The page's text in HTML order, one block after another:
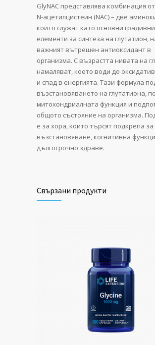
GlyNAC представлява комбинация
N-ацетилцистеин (NAC) – две
които служат като основни градивни
елементи за синтеза на глутатион,
важният вътрешен антиоксидант в
организма. С възрастта нивата на
намаляват, което води до
и спад в енергията. Тази формула
възстановяването на глутатиона,
митохондриалната функция и
общото състояние на организма.
е за хора, които търсят подкрепа за
възстановяване, когнитивна
дългосрочно здраве.
Свързани продукти